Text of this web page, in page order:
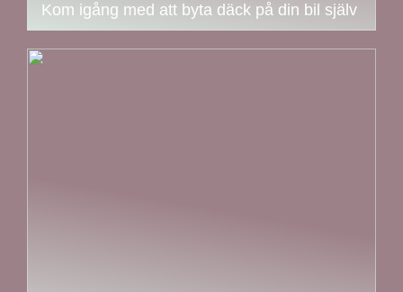
Kom igång med att byta däck på din bil själv